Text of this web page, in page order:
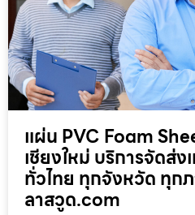
แผ่น PVC Foam
เชียงใหม่ บริการจัดส่
ทั่วไทย ทุกจังหวัด ทุก
ลาสวูด.com